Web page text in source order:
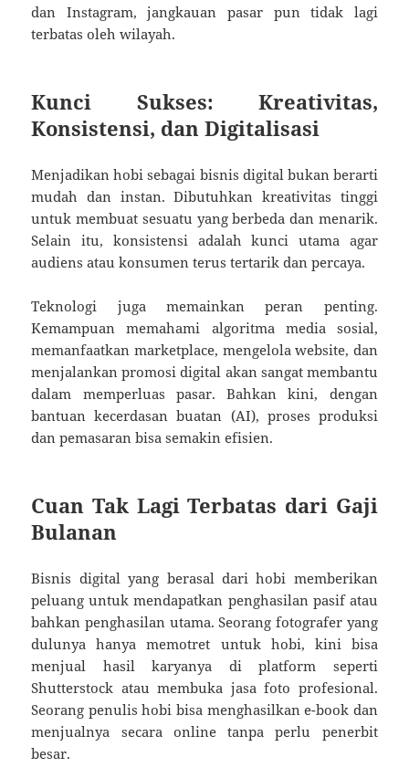
dan Instagram, jangkauan pasar pun tidak lagi
terbatas oleh wilayah.
Kunci Sukses: Kreativitas,
Konsistensi, dan Digitalisasi
Menjadikan hobi sebagai bisnis digital bukan berarti
mudah dan instan. Dibutuhkan kreativitas tinggi
untuk membuat sesuatu yang berbeda dan menarik.
Selain itu, konsistensi adalah kunci utama agar
audiens atau konsumen terus tertarik dan percaya.
Teknologi juga memainkan peran penting.
Kemampuan memahami algoritma media sosial,
memanfaatkan marketplace, mengelola website, dan
menjalankan promosi digital akan sangat membantu
dalam memperluas pasar. Bahkan kini, dengan
bantuan kecerdasan buatan (AI), proses produksi
dan pemasaran bisa semakin efisien.
Cuan Tak Lagi Terbatas dari Gaji
Bulanan
Bisnis digital yang berasal dari hobi memberikan
peluang untuk mendapatkan penghasilan pasif atau
bahkan penghasilan utama. Seorang fotografer yang
dulunya hanya memotret untuk hobi, kini bisa
menjual hasil karyanya di platform seperti
Shutterstock atau membuka jasa foto profesional.
Seorang penulis hobi bisa menghasilkan e-book dan
menjualnya secara online tanpa perlu penerbit
besar.